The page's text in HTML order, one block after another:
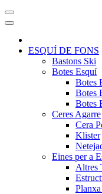
ESQUÍ DE FONS
Bastons Ski
Botes Esquí
Botes
Botes
Botes
Ceres Agarre
Cera
Klister
Eines per a
Altres